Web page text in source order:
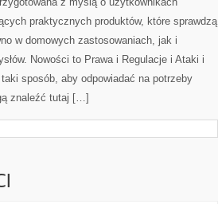
praktycznych produktów, które sprawdzą
w domowych zastosowaniach, jak i
Nowości to Prawa i Regulacje i Ataki i
sposób, aby odpowiadać na potrzeby
znaleźć tutaj […]